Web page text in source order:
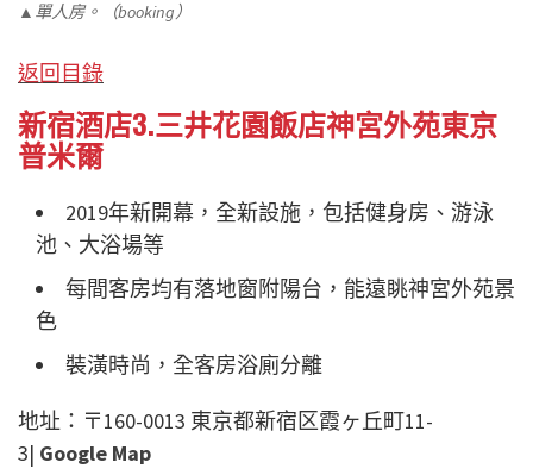
▲單人房。（booking）
返回目錄
新宿酒店3.三井花園飯店神宮外苑東京
普米爾
2019年新開幕，全新設施，包括健身房、游泳
池、大浴場等
每間客房均有落地窗附陽台，能遠眺神宮外苑景
色
裝潢時尚，全客房浴廁分離
地址：〒160-0013 東京都新宿区霞ヶ丘町11-
3| Google Map